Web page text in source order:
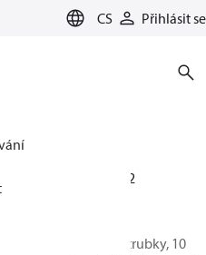
CS Přihlásit se
pro vytápění
003G1822
Impulsní trubky, 10